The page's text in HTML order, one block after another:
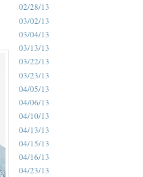
02/28/13
03/02/13
03/04/13
03/13/13
03/22/13
03/23/13
04/05/13
04/06/13
04/10/13
04/13/13
04/15/13
04/16/13
04/23/13